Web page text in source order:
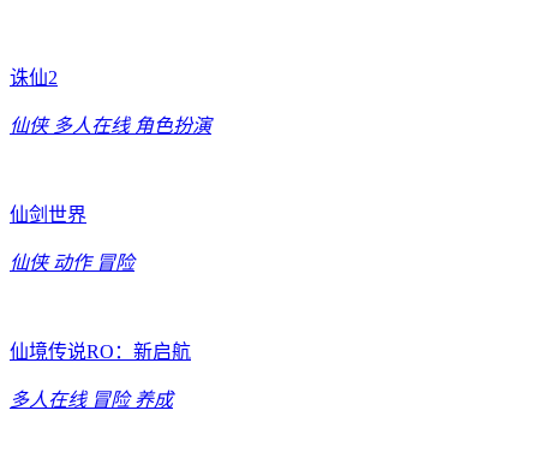
诛仙2
仙侠 多人在线 角色扮演
仙剑世界
仙侠 动作 冒险
仙境传说RO：新启航
多人在线 冒险 养成